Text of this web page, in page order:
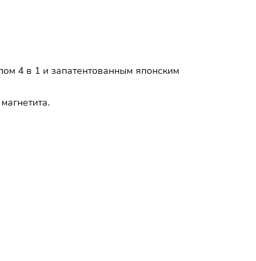
4 в 1 и запатентованным японским